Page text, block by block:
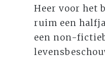
Heer voor het
ruim een
een non-